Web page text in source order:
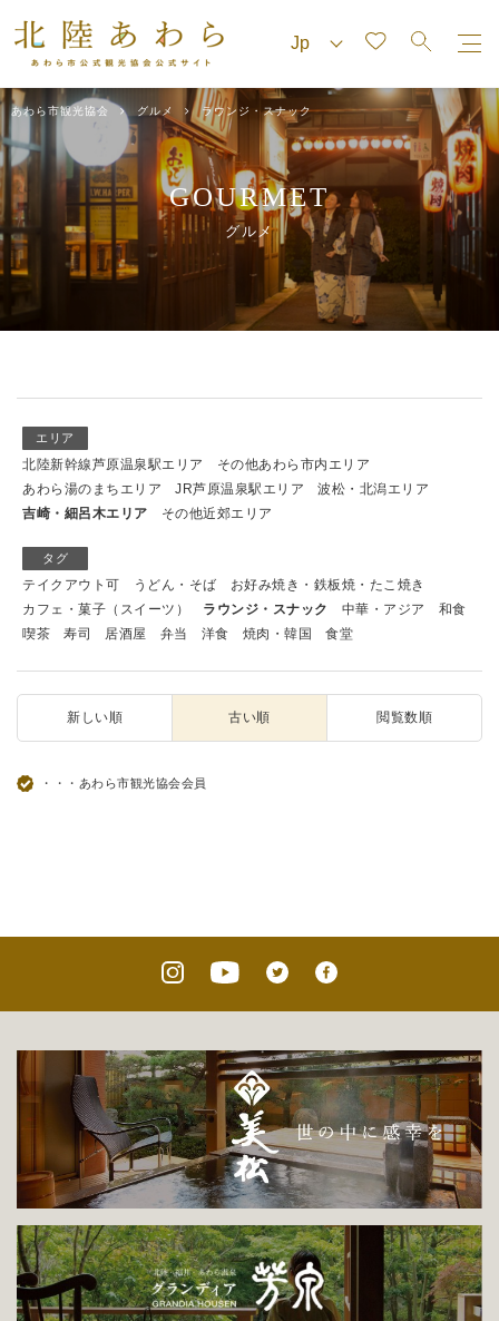
あわら市観光協会 グルメ ラウンジ・スナック
GOURMET
グルメ
エリア
北陸新幹線芦原温泉駅エリア
その他あわら市内エリア
あわら湯のまちエリア
JR芦原温泉駅エリア
波松・北潟エリア
吉崎・細呂木エリア
その他近郊エリア
タグ
テイクアウト可 うどん・そば
お好み焼き・鉄板焼・たこ焼き
カフェ・菓子（スイーツ）
ラウンジ・スナック 中華・アジア
和食
喫茶
寿司 居酒屋 弁当 洋食 焼肉・韓国 食堂
新しい順 古い順 閲覧数順
・・・あわら市観光協会会員